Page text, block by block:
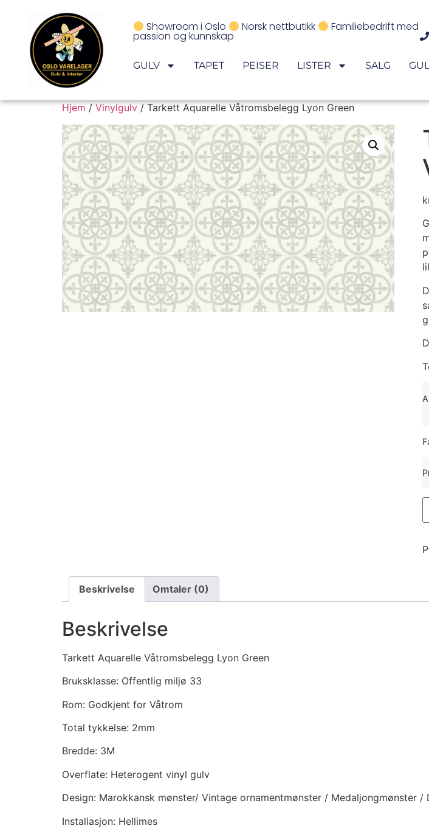
Showroom i Oslo Norsk nettbutikk Familiebedrift med
passion og kunnskap
GULV TAPET PEISER LISTER SALG
Hjem / Vinylgulv / Tarkett Aquarelle Våtromsbelegg Lyon Green
Beskrivelse Omtaler (0)
Beskrivelse
Tarkett Aquarelle Våtromsbelegg Lyon Green
Bruksklasse: Offentlig miljø 33
Rom: Godkjent for Våtrom
Total tykkelse: 2mm
Bredde: 3M
Overflate: Heterogent vinyl gulv
Design: Marokkansk mønster/ Vintage ornamentmønster / Medaljongmønster /
Installasjon: Hellimes